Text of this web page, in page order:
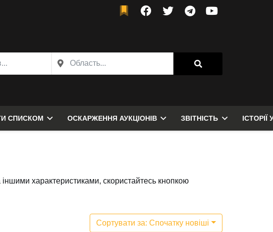
СПИСКОМ ОСКАРЖЕННЯ АУКЦІОНІВ ЗВІТНІСТЬ ІСТОРІЇ
іншими характеристиками, скористайтесь кнопкою
Сортувати за: Спочатку новіші